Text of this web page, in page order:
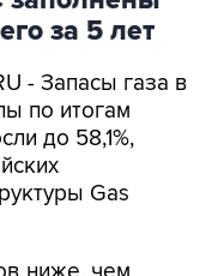
- Запасы газа в
до 58,1%,
Gas
ниже, чем